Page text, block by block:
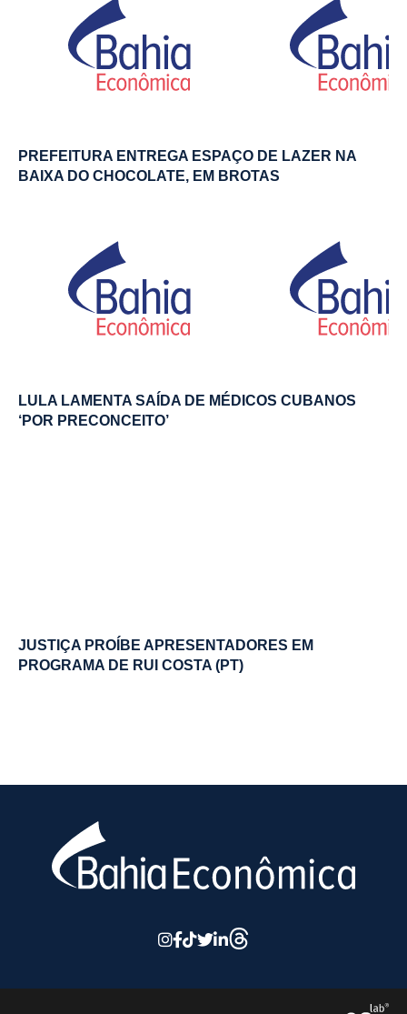
PREFEITURA ENTREGA ESPAÇO DE LAZER NA
BAIXA DO CHOCOLATE, EM BROTAS
LULA LAMENTA SAÍDA DE MÉDICOS CUBANOS
‘POR PRECONCEITO’
JUSTIÇA PROÍBE APRESENTADORES EM
PROGRAMA DE RUI COSTA (PT)